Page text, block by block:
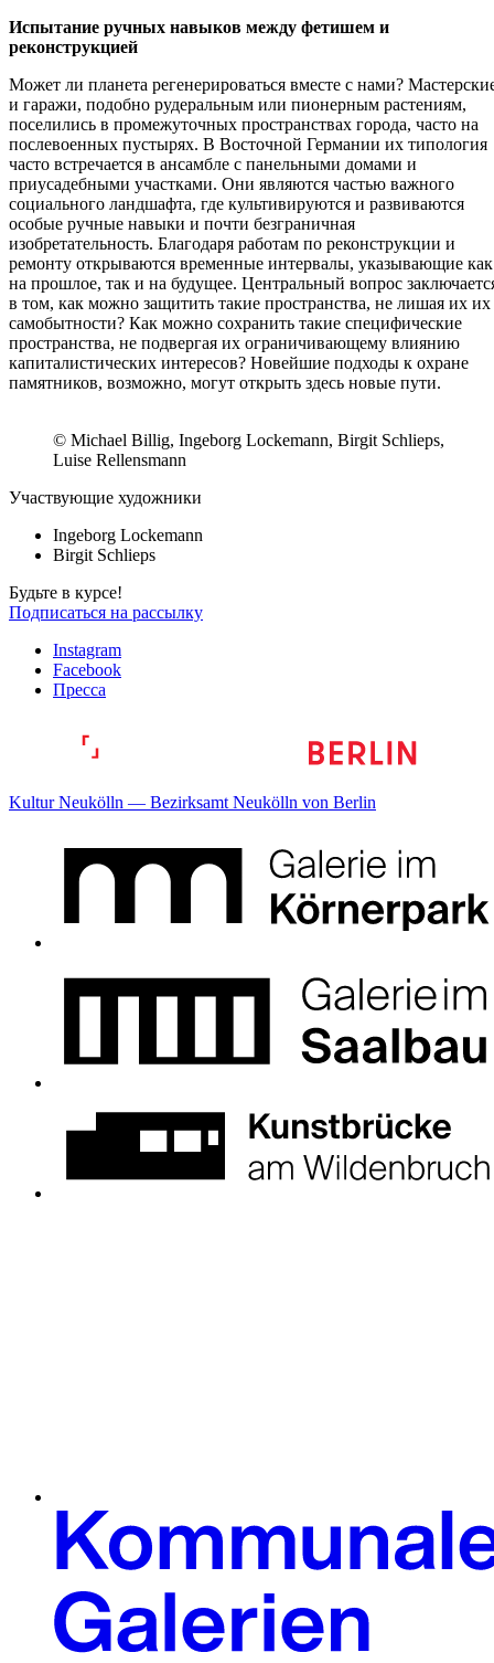
Испытание ручных навыков между фетишем и
реконструкцией
Может ли планета регенерироваться вместе с нами?
и гаражи, подобно рудеральным или пионерным растениям,
поселились в промежуточных пространствах города, часто на
послевоенных пустырях. В Восточной Германии их типология
часто встречается в ансамбле с панельными домами и
приусадебными участками. Они являются частью важного
социального ландшафта, где культивируются и развиваются
особые ручные навыки и почти безграничная
изобретательность. Благодаря работам по реконструкции и
ремонту открываются временные интервалы, указывающие как
на прошлое, так и на будущее. Центральный вопрос
в том, как можно защитить такие пространства, не лишая их их
самобытности? Как можно сохранить такие специфические
пространства, не подвергая их ограничивающему влиянию
капиталистических интересов? Новейшие подходы к охране
памятников, возможно, могут открыть здесь новые пути.
© Michael Billig, Ingeborg Lockemann, Birgit Schlieps,
Luise Rellensmann
Участвующие художники
Ingeborg Lockemann
Birgit Schlieps
Будьте в курсе!
Подписаться на рассылку
Instagram
Facebook
Пресса
Kultur Neukölln — Bezirksamt Neukölln von Berlin